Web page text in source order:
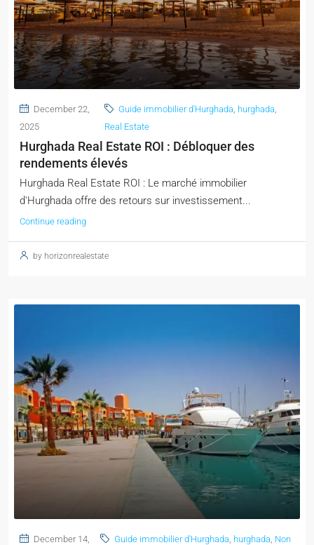
December 22,
2025
Guide immobilier d'Hurghada, hurghada,
Real Estate
Hurghada Real Estate ROI : Débloquer des
rendements élevés
Hurghada Real Estate ROI : Le marché immobilier
d'Hurghada offre des retours sur investissement...
Continue reading
by horizonrealestate
December 14,
Guide immobilier d'Hurghada, hurghada, Non